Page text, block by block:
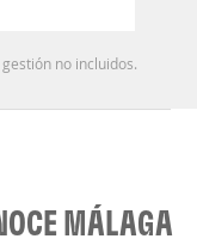
no incluidos.
MÁLAGA